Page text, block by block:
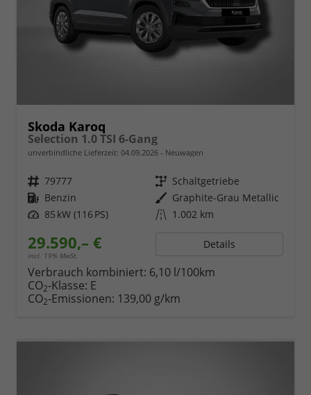
Skoda Karoq
Selection 1.0 TSI 6-Gang
unverbindliche Lieferzeit: 04.09.2026 Neuwagen
Fahrzeugnr. 79777 Getriebe Schaltgetriebe
Kraftstoff Benzin Außenfarbe Graphite-Grau Metallic
Leistung 85 kW (116 PS) Kilometerstand 1.002 km
29.590,– €
incl. 19% MwSt.
Details
Verbrauch kombiniert: 6,10 l/100km
CO2-Klasse: E
CO2-Emissionen: 139,00 g/km